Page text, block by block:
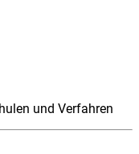
und Verfahren